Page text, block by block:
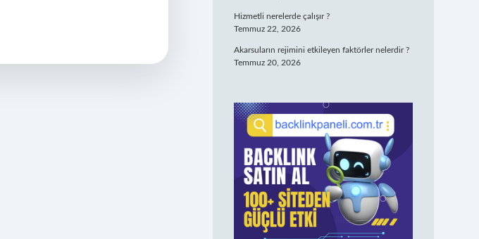
Hizmetli nerelerde çalışır ?
Temmuz 22, 2026
Akarsuların rejimini etkileyen faktörler nelerdir ?
Temmuz 20, 2026